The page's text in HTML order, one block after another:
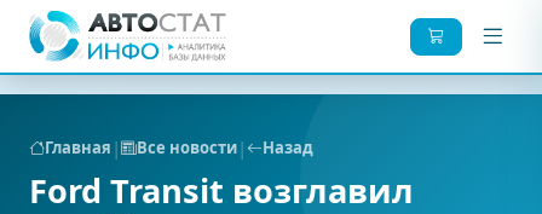
Главная | Все новости| Назад
Ford Transit возглавил